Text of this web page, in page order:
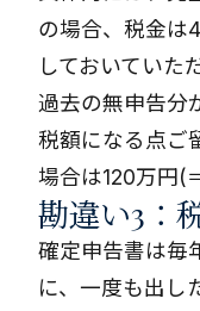
の場合、税金
しておいていた
過去の無申告分
税額になる点ご
場合は120万円(
勘違い3：
確定申告書は毎
に、一度も出し